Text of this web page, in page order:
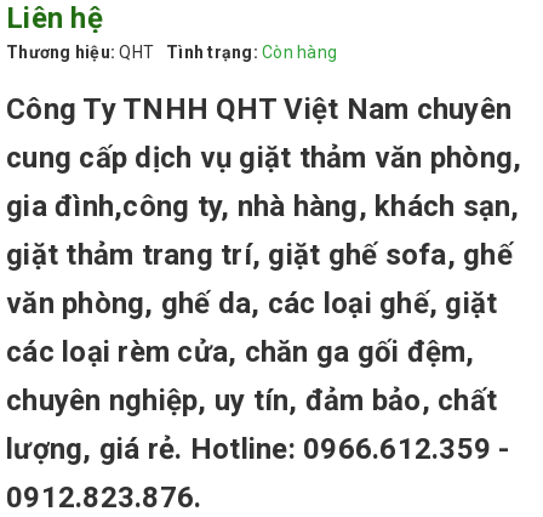
Liên hệ
Thương hiệu: QHT Tình trạng: Còn hàng
Công Ty TNHH QHT Việt Nam chuyên
cung cấp dịch vụ giặt thảm văn phòng,
gia đình,công ty, nhà hàng, khách sạn,
giặt thảm trang trí, giặt ghế sofa, ghế
văn phòng, ghế da, các loại ghế, giặt
các loại rèm cửa, chăn ga gối đệm,
chuyên nghiệp, uy tín, đảm bảo, chất
lượng, giá rẻ. Hotline: 0966.612.359 -
0912.823.876.